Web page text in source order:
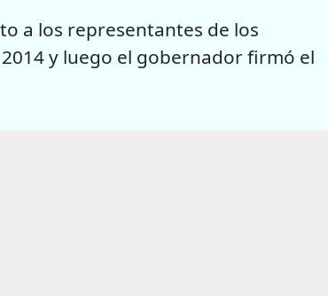
a los representantes de los
y luego el gobernador firmó el